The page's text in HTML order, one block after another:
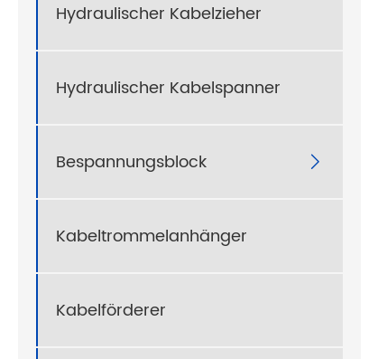
Hydraulischer Kabelzieher
Hydraulischer Kabelspanner
Bespannungsblock 
Kabeltrommelanhänger
Kabelförderer